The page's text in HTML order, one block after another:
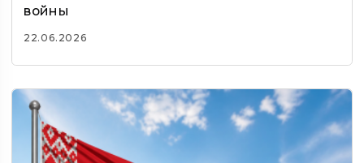
войны
22.06.2026